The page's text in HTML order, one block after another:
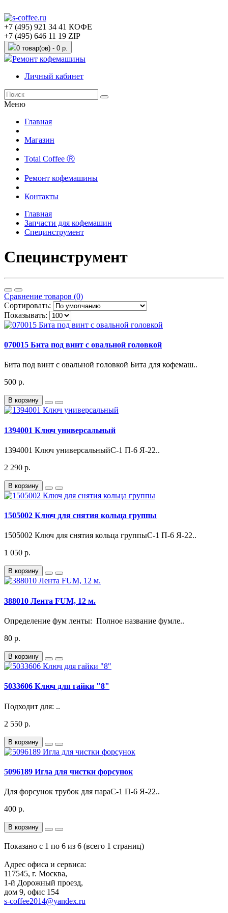
+7 (495) 921 34 41 КОФЕ
+7 (495) 646 11 19 ZIP
0 товар(ов) - 0 р.
Ремонт кофемашины
Личный кабинет
Меню
Главная
Магазин
Total Coffee Ⓡ
Ремонт кофемашины
Контакты
Главная
Запчасти для кофемашин
Специнструмент
Специнструмент
Сравнение товаров (0)
Сортировать:
Показывать:
070015 Бита под винт с овальной головкой
Бита под винт с овальной головкой Бита для кофемаш..
500 р.
В корзину
1394001 Ключ универсальный
1394001 Ключ универсальныйС-1 П-6 Я-22..
2 290 р.
В корзину
1505002 Ключ для снятия кольца группы
1505002 Ключ для снятия кольца группыС-1 П-6 Я-22..
1 050 р.
В корзину
388010 Лента FUM, 12 м.
Определение фум ленты: Полное название фумле..
80 р.
В корзину
5033606 Ключ для гайки "8"
Подходит для: ..
2 550 р.
В корзину
5096189 Игла для чистки форсунок
Для форсунок трубок для параС-1 П-6 Я-22..
400 р.
В корзину
Показано с 1 по 6 из 6 (всего 1 страниц)
Адрес офиса и сервиса:
117545, г. Москва,
1-й Дорожный проезд,
дом 9, офис 154
s-coffee2014@yandex.ru